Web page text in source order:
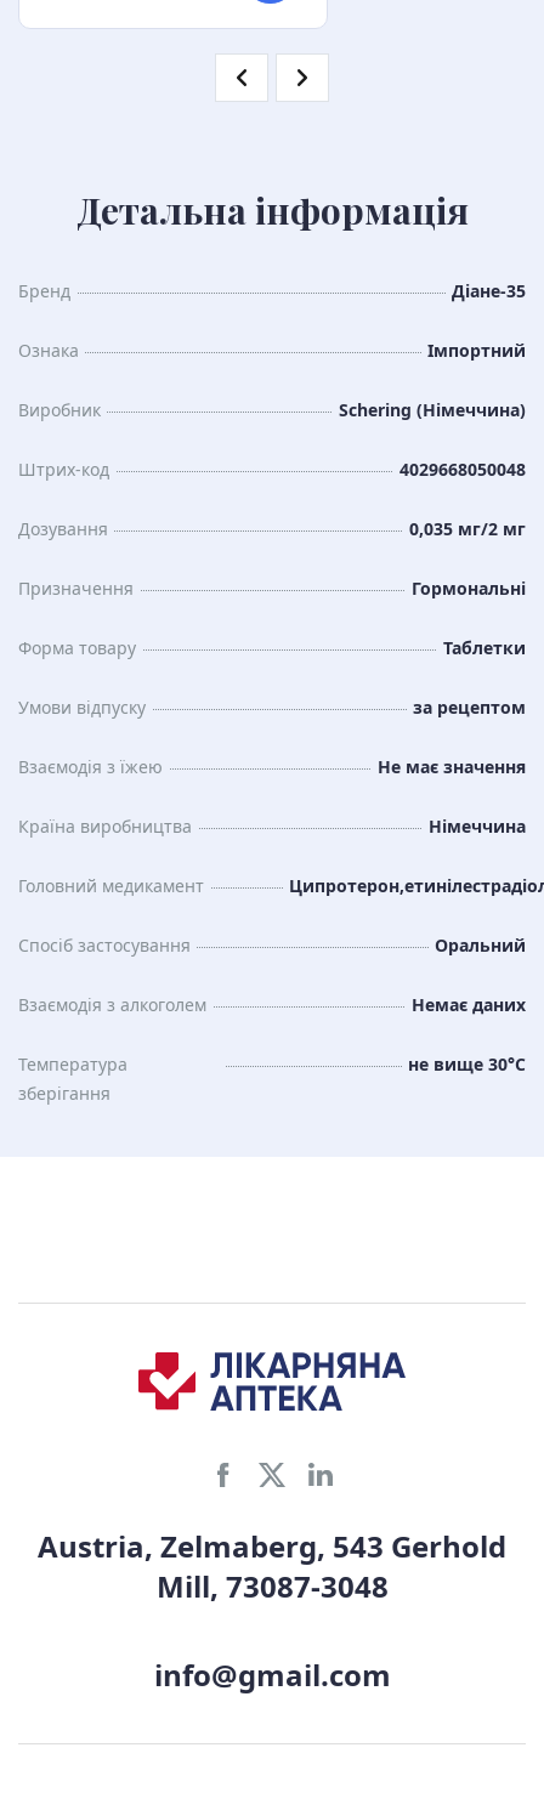
Детальна інформація
Бренд Діане-35
Ознака Імпортний
Виробник Schering (Німеччина)
Штрих-код 4029668050048
Дозування 0,035 мг/2 мг
Призначення Гормональні
Форма товару Таблетки
Умови відпуску за рецептом
Взаємодія з їжею Не має значення
Країна виробництва Німеччина
Головний медикамент
Спосіб застосування Оральний
Взаємодія з алкоголем Немає даних
Температура
зберiгання
не вище 30°C
Austria, Zelmaberg, 543 Gerhold
Mill, 73087-3048
info@gmail.com